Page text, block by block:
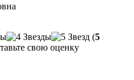
(5
свою оценку